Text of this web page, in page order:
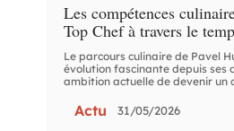
Les compétences
Top Chef à travers le
Le parcours culinaire de Pavel
évolution fascinante depuis ses
ambition actuelle de devenir un
Actu 31/05/2026